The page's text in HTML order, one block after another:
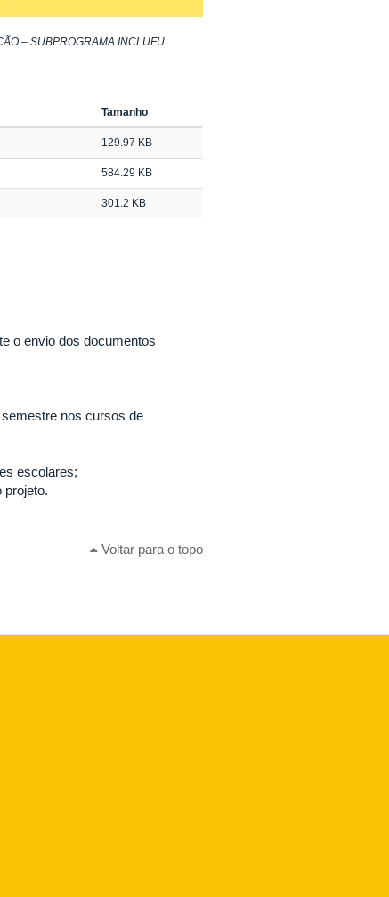
– SUBPROGRAMA INCLUFU
Tamanho
129.97 KB
584.29 KB
301.2 KB
o envio dos documentos
nos cursos de
escolares;
projeto.
Voltar para o topo